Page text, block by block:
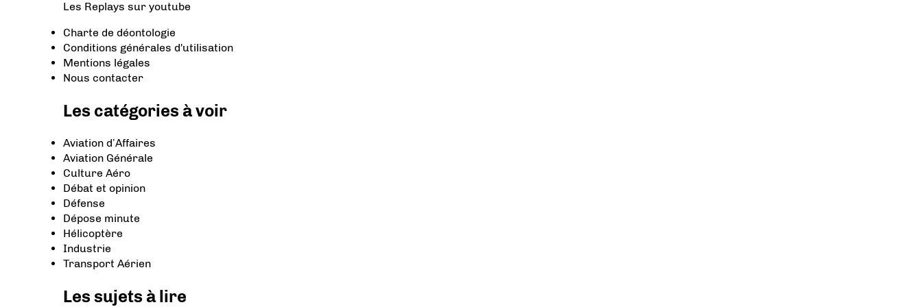
Les Replays sur youtube
Charte de déontologie
Conditions générales d'utilisation
Mentions légales
Nous contacter
Les catégories à voir
Aviation d’Affaires
Aviation Générale
Culture Aéro
Débat et opinion
Défense
Dépose minute
Hélicoptère
Industrie
Transport Aérien
Les sujets à lire